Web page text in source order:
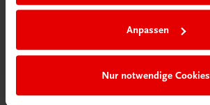
Anpassen
Nur notwendige Cookies